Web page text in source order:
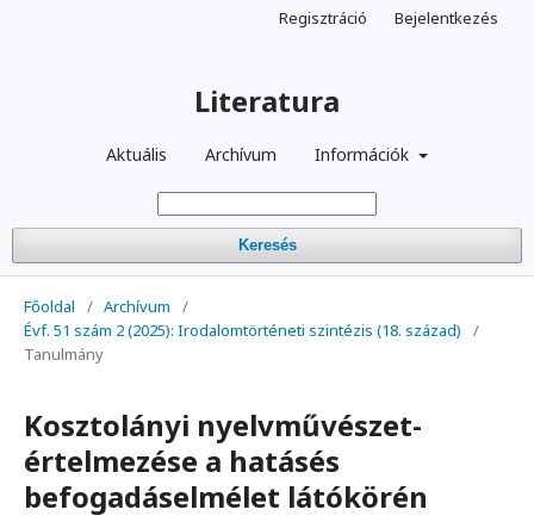
Literatura
Aktuális Archívum Információk
Keresés
Regisztráció Bejelentkezés
Főoldal / Archívum
/
Évf. 51 szám 2 (2025): Irodalomtörténeti szintézis (18. század)
/
Tanulmány
Kosztolányi nyelvművészet-
értelmezése a hatásés
befogadáselmélet látókörén